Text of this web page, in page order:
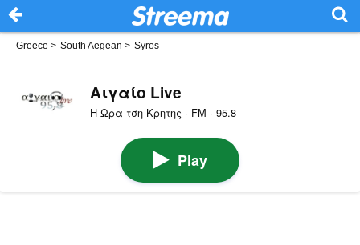
Greece > South Aegean > Syros
Αιγαίο Live
Η Ωρα τση Κρητης · FM · 95.8
Play